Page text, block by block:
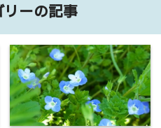
ーの記事